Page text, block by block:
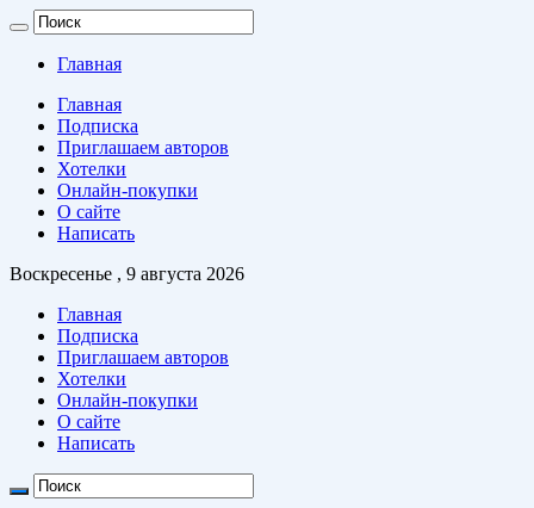
Главная
Главная
Подписка
Приглашаем авторов
Хотелки
Онлайн-покупки
О сайте
Написать
Воскресенье , 9 августа 2026
Главная
Подписка
Приглашаем авторов
Хотелки
Онлайн-покупки
О сайте
Написать